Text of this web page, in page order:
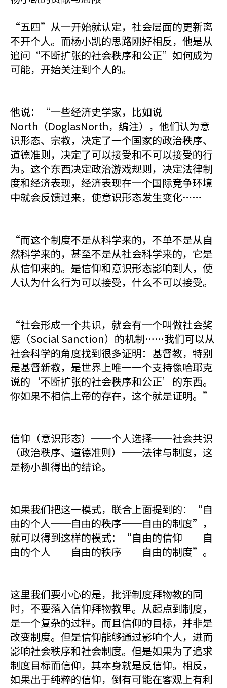
“五四”从一开始就认定，社会层面的更新离
不开个人。而杨小凯的思路刚好相反，他是从
追问“不断扩张的社会秩序和公正”如何成为
可能，开始关注到个人的。
他说：“一些经济史学家，比如说
North（DoglasNorth，编注），他们认为意
识形态、宗教，决定了一个国家的政治秩序、
道德准则，决定了可以接受和不可以接受的行
为。这个东西决定政治游戏规则，决定法律制
度和经济表现，经济表现在一个国际竞争环境
中就会反馈过来，使意识形态发生变化……
“而这个制度不是从科学来的，不单不是从自
然科学来的，甚至不是从社会科学来的，它是
从信仰来的。是信仰和意识形态影响到人，使
人认为什么行为可以接受，什么不可以接受。
“社会形成一个共识，就会有一个叫做社会奖
惩（Social Sanction）的机制……我们可以从
社会科学的角度找到很多证明：基督教，特别
是基督新教，是世界上唯一一个支持像哈耶克
说的‘不断扩张的社会秩序和公正’的东西。
你如果不相信上帝的存在，这个就是证明。”
信仰（意识形态）──个人选择──社会共识
（政治秩序、道德准则）──法律与制度，这
是杨小凯得出的结论。
如果我们把这一模式，联合上面提到的：“自
由的个人──自由的秩序──自由的制度”，
就可以得到这样的模式：“自由的信仰──自
由的个人──自由的秩序──自由的制度”。
这里我们要小心的是，批评制度拜物教的同
时，不要落入信仰拜物教里。从起点到制度，
是一个复杂的过程。而且信仰的目标，并非是
改变制度。但是信仰能够通过影响个人，进而
影响社会秩序和社会制度。但是如果为了追求
制度目标而信仰，其本身就是反信仰。相反，
如果出于纯粹的信仰，倒有可能在客观上有利